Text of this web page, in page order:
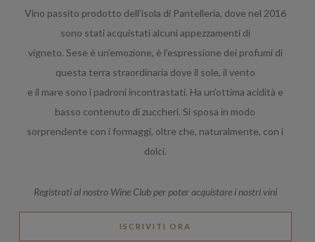
Vino passito prodotto dell’isola di Pantelleria, dove nel 2016
sono stati acquistati alcuni appezzamenti di
vigneto. Sese è un’emozione, è l’espressione dei profumi di
questa terra straordinaria dove il sole, il vento
e il mare sono i padroni incontrastati. Ha un’ottima acidità e
basso contenuto di zuccheri. Si sposa in modo
sorprendente con i formaggi, oltre che, naturalmente, con i
dolci.
Registrati al nostro Wine Club per poter acquistare i nostri vini
ISCRIVITI ORA